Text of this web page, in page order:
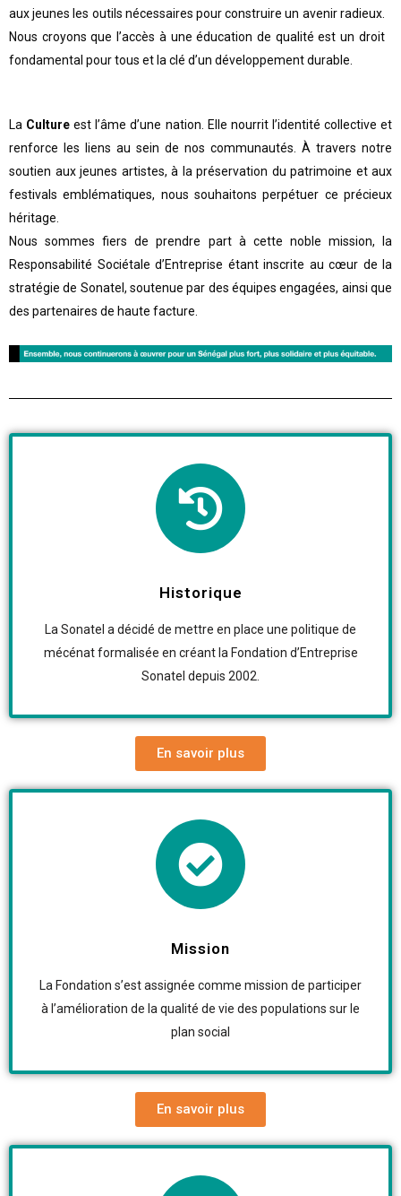
aux jeunes les outils nécessaires pour construire un avenir radieux.
Nous croyons que l’accès à une éducation de qualité est un droit
fondamental pour tous et la clé d’un développement durable.
La Culture est l’âme d’une nation. Elle nourrit l’identité collective et
renforce les liens au sein de nos communautés. À travers notre
soutien aux jeunes artistes, à la préservation du patrimoine et aux
festivals emblématiques, nous souhaitons perpétuer ce précieux
héritage.
Nous sommes fiers de prendre part à cette noble mission, la
Responsabilité Sociétale d’Entreprise étant inscrite au cœur de la
stratégie de Sonatel, soutenue par des équipes engagées, ainsi que
des partenaires de haute facture.
Historique
La Sonatel a décidé de mettre en place une politique de
mécénat formalisée en créant la Fondation d’Entreprise
Sonatel depuis 2002.
En savoir plus
Mission
La Fondation s’est assignée comme mission de participer
à l’amélioration de la qualité de vie des populations sur le
plan social
En savoir plus